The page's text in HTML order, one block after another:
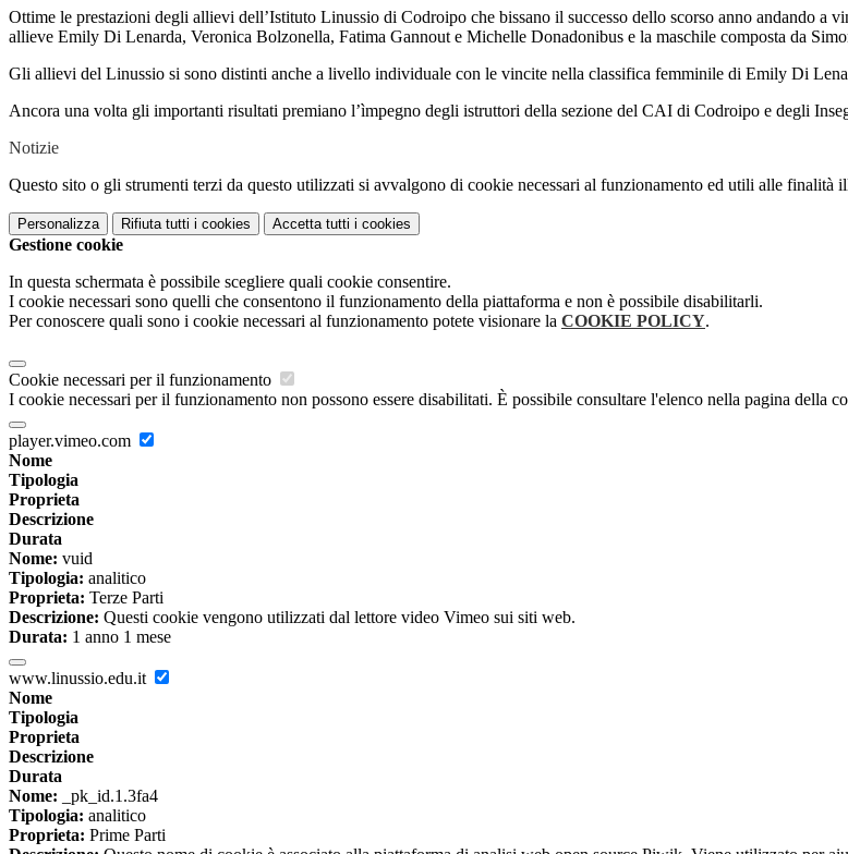
Ottime le prestazioni degli allievi dell’Istituto Linussio di Codroipo che bissano il successo dello scorso anno andando a
allieve Emily Di Lenarda, Veronica Bolzonella, Fatima Gannout e Michelle Donadonibus e la maschile composta da
Gli allievi del Linussio si sono distinti anche a livello individuale con le vincite nella classifica femminile di Emily Di
Ancora una volta gli importanti risultati premiano l’ìmpegno degli istruttori della sezione del CAI di Codroipo e degli
Notizie
Questo sito o gli strumenti terzi da questo utilizzati si avvalgono di cookie necessari al funzionamento ed utili alle finalità
Personalizza Rifiuta tutti i cookies Accetta tutti i cookies
Gestione cookie
In questa schermata è possibile scegliere quali cookie consentire.
I cookie necessari sono quelli che consentono il funzionamento della piattaforma e non è possibile disabilitarli.
Per conoscere quali sono i cookie necessari al funzionamento potete visionare la COOKIE POLICY.
Cookie necessari per il funzionamento
I cookie necessari per il funzionamento non possono essere disabilitati. È possibile consultare l'elenco nella pagina della
player.vimeo.com
Nome
Tipologia
Proprieta
Descrizione
Durata
Nome: vuid
Tipologia: analitico
Proprieta: Terze Parti
Descrizione: Questi cookie vengono utilizzati dal lettore video Vimeo sui siti web.
Durata: 1 anno 1 mese
www.linussio.edu.it
Nome
Tipologia
Proprieta
Descrizione
Durata
Nome: _pk_id.1.3fa4
Tipologia: analitico
Proprieta: Prime Parti